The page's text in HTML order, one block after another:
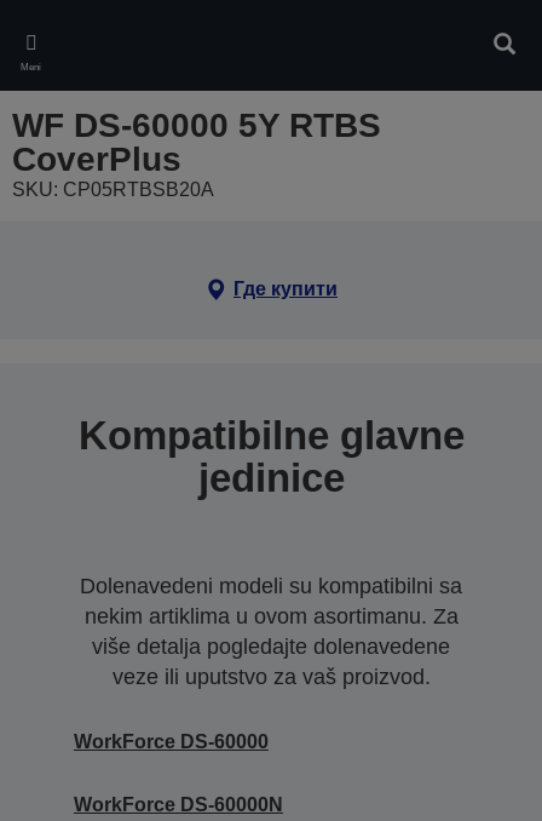
main
content
Meni
WF DS-60000 5Y RTBS
CoverPlus
SKU: CP05RTBSB20A
Где купити
Kompatibilne glavne
jedinice
Dolenavedeni modeli su kompatibilni sa
nekim artiklima u ovom asortimanu. Za
više detalja pogledajte dolenavedene
veze ili uputstvo za vaš proizvod.
WorkForce DS-60000
WorkForce DS-60000N